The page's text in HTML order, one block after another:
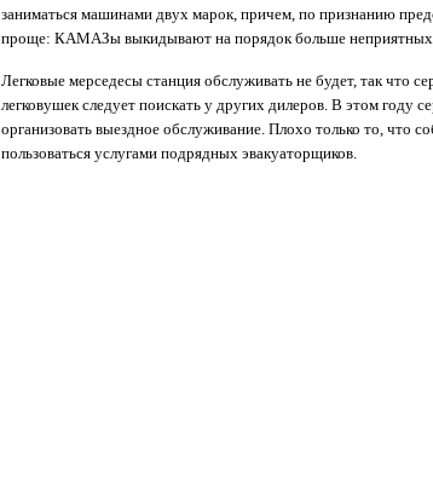
заниматься машинами двух марок, причем, по признанию
проще: КАМАЗы выкидывают на порядок больше неприятных
Легковые мерседесы станция обслуживать не будет, так что
легковушек следует поискать у других дилеров. В этом году
организовать выездное обслуживание. Плохо только то, что
пользоваться услугами подрядных эвакуаторщиков.